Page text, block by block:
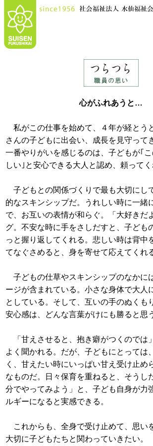
心がふれあうと…
私がこの仕事を始めて、４年が経とう
さんの子どもに出会い、成長を見守って
一番やりがいを感じるのは、子どもが｢
しい｣と安心できる大人と認め、頼ってく
子どもとの関係づくりで最も大切にし
的なスキンシップだ。うれしい時に一緒
で、お互いの表情が和らぐ。「大好きだ
グ。不安な時に手をさしだすと、子ども
っと握り返してくれる。悲しい時は背中
てなぐさめると、身を寄せて応えてくれ
子どもの仕草やスキンシップのなかに
ージが含まれている。小さな身体で大人
としている。そして、互いの手のぬくも
安心感は、どんな言葉がけにも勝ると思
「甘えさせると、抱き癖がつくのでは
よく聞かれる。だが、子どもにとっては
く、甘えたい時にいっぱい甘え受け止め
なものだ。日々保育を重ねると、そうし
分でやってみよう」と、子ども自身が力
ルギーになると実感できる。
これからも、全身で受け止めて、思い
大切に子どもたちと関わっていきたい。